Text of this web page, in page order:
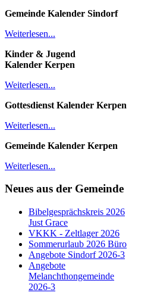
Gemeinde Kalender Sindorf
Weiterlesen...
Kinder & Jugend
Kalender Kerpen
Weiterlesen...
Gottesdienst Kalender Kerpen
Weiterlesen...
Gemeinde Kalender Kerpen
Weiterlesen...
Neues aus der Gemeinde
Bibelgesprächskreis 2026
Just Grace
VKKK - Zeltlager 2026
Sommerurlaub 2026 Büro
Angebote Sindorf 2026-3
Angebote
Melanchthongemeinde
2026-3